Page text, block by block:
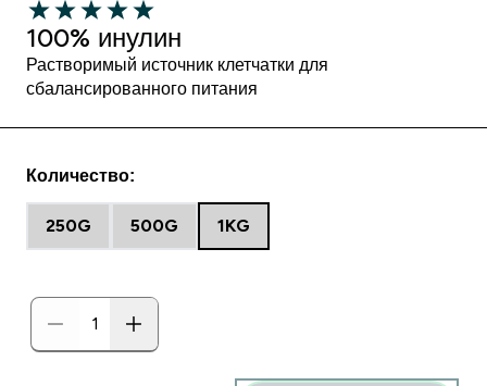
100% инулин
Растворимый источник клетчатки для
сбалансированного питания
Количество:
250G 500G 1KG